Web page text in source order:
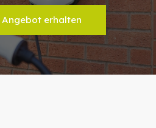
erhalten